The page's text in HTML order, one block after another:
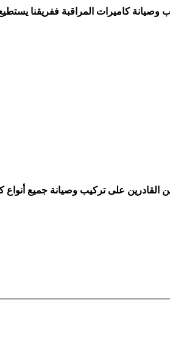
كاميرات المراقبة ففريقنا يستطيع
القادرين على تركيب وصيانة جميع